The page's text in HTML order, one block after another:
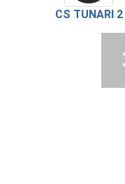
CS TUNARI 2